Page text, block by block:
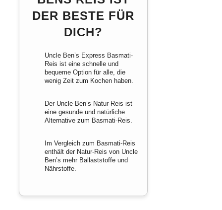
DER BESTE FÜR
DICH?
Uncle Ben’s Express Basmati-
Reis ist eine schnelle und
bequeme Option für alle, die
wenig Zeit zum Kochen haben.
Der Uncle Ben’s Natur-Reis ist
eine gesunde und natürliche
Alternative zum Basmati-Reis.
Im Vergleich zum Basmati-Reis
enthält der Natur-Reis von Uncle
Ben’s mehr Ballaststoffe und
Nährstoffe.